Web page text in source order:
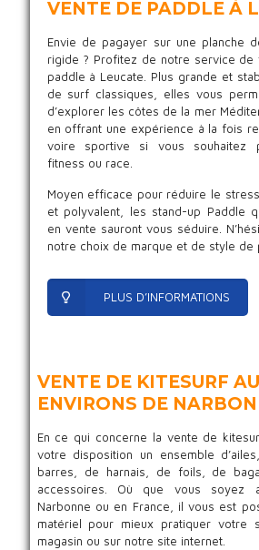
VENTE DE PADDLE À
Envie de pagayer sur une planche
rigide ? Profitez de notre service de
paddle à Leucate. Plus grande et
de surf classiques, elles vous
d’explorer les côtes de la mer
en offrant une expérience à la fois
voire sportive si vous souhaitez
fitness ou race.
Moyen efficace pour réduire le
et polyvalent, les stand-up Paddle
en vente sauront vous séduire.
notre choix de marque et de style de
PLUS D’INFORMATIONS
VENTE DE KITESURF
ENVIRONS DE
En ce qui concerne la vente de
votre disposition un ensemble
barres, de harnais, de foils, de
accessoires. Où que vous soyez
Narbonne ou en France, il vous est
matériel pour mieux pratiquer votre
magasin ou sur notre site internet.